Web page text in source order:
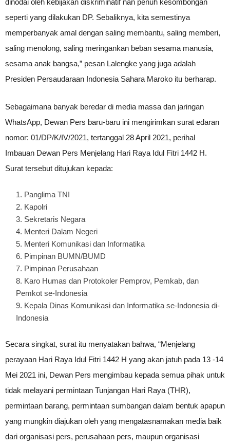
dinodai oleh kebijakan diskriminatif nan penuh kesombongan
seperti yang dilakukan DP. Sebaliknya, kita semestinya
memperbanyak amal dengan saling membantu, saling memberi,
saling menolong, saling meringankan beban sesama manusia,
sesama anak bangsa,” pesan Lalengke yang juga adalah
Presiden Persaudaraan Indonesia Sahara Maroko itu berharap.
Sebagaimana banyak beredar di media massa dan jaringan
WhatsApp, Dewan Pers baru-baru ini mengirimkan surat edaran
nomor: 01/DP/K/IV/2021, tertanggal 28 April 2021, perihal
Imbauan Dewan Pers Menjelang Hari Raya Idul Fitri 1442 H.
Surat tersebut ditujukan kepada:
Panglima TNI
Kapolri
Sekretaris Negara
Menteri Dalam Negeri
Menteri Komunikasi dan Informatika
Pimpinan BUMN/BUMD
Pimpinan Perusahaan
Karo Humas dan Protokoler Pemprov, Pemkab, dan
Pemkot se-Indonesia
Kepala Dinas Komunikasi dan Informatika se-Indonesia di-
Indonesia
Secara singkat, surat itu menyatakan bahwa, “Menjelang
perayaan Hari Raya Idul Fitri 1442 H yang akan jatuh pada 13 -14
Mei 2021 ini, Dewan Pers mengimbau kepada semua pihak untuk
tidak melayani permintaan Tunjangan Hari Raya (THR),
permintaan barang, permintaan sumbangan dalam bentuk apapun
yang mungkin diajukan oleh yang mengatasnamakan media baik
dari organisasi pers, perusahaan pers, maupun organisasi